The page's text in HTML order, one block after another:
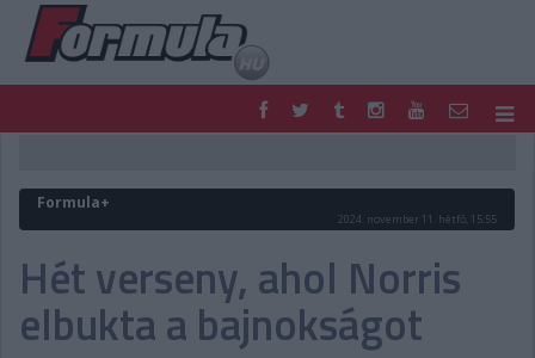
FORMULA
MOTOR
PODCAST
SHOP
TIPPJÁTÉK
DIGITÁLIS MAGAZIN
PONTÁLLÁSOK
Formula+
2024. november 11. hétfő, 15:55
Hét verseny, ahol Norris
elbukta a bajnokságot